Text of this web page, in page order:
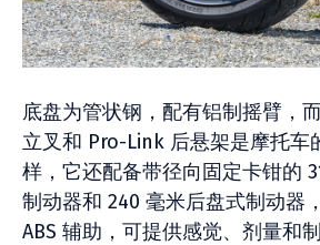
底盘为管状钢，配有铝制摇臂，
立叉和 Pro-Link 后悬架是摩托车
样，它还配备带径向固定卡钳的
制动器和 240 毫米后盘式制动器
ABS 辅助，可提供感觉、剂量和制